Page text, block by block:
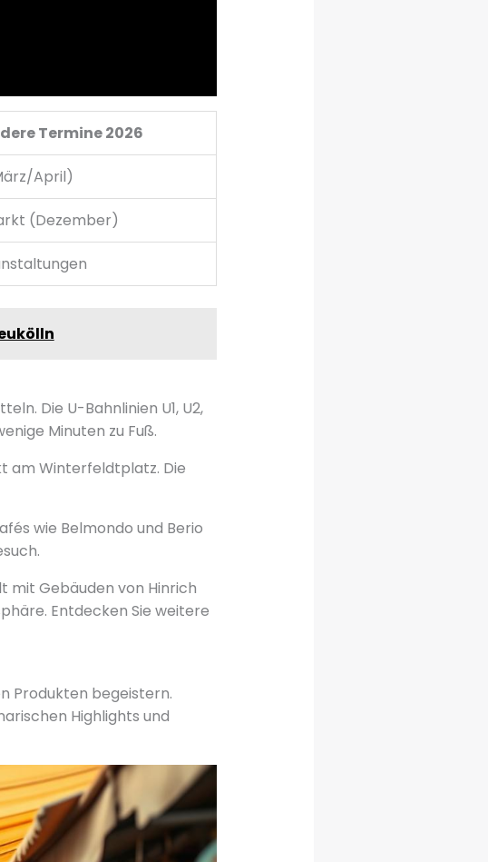
Termine 2026
April)
(Dezember)
Die U-Bahnlinien U1, U2,
Minuten zu Fuß.
am Winterfeldtplatz. Die
wie Belmondo und Berio
mit Gebäuden von Hinrich
Entdecken Sie weitere
Produkten begeistern.
Highlights und